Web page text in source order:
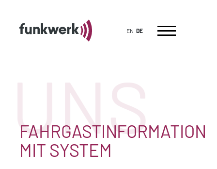
EN DE
FAHRGASTINFORMATION
MIT SYSTEM